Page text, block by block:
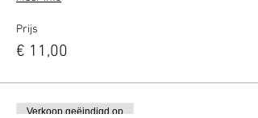
Prijs
€ 11,00
Verkoop geëindigd op